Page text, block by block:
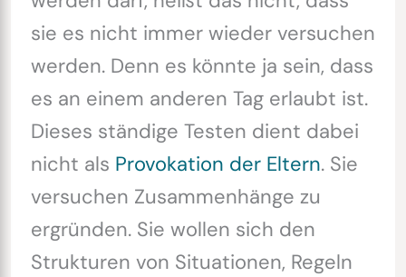
sie es nicht immer wieder versuchen
werden. Denn es könnte ja sein, dass
es an einem anderen Tag erlaubt ist.
Dieses ständige Testen dient dabei
nicht als Provokation der Eltern. Sie
versuchen Zusammenhänge zu
ergründen. Sie wollen sich den
Strukturen von Situationen, Regeln